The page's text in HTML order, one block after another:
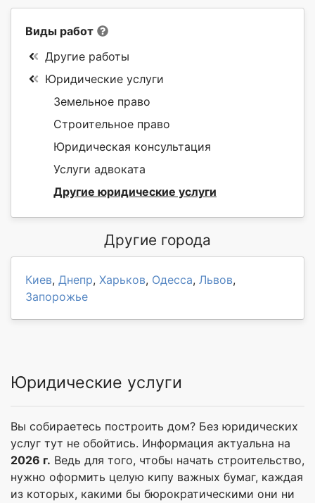
Виды работ
Другие работы
Юридические услуги
Земельное право
Строительное право
Юридическая консультация
Услуги адвоката
Другие юридические услуги
Другие города
Киев, Днепр, Харьков, Одесса, Львов,
Запорожье
Юридические услуги
Вы собираетесь построить дом? Без юридических
услуг тут не обойтись. Информация актуальна на
2026 г. Ведь для того, чтобы начать строительство,
нужно оформить целую кипу важных бумаг, каждая
из которых, какими бы бюрократическими они ни